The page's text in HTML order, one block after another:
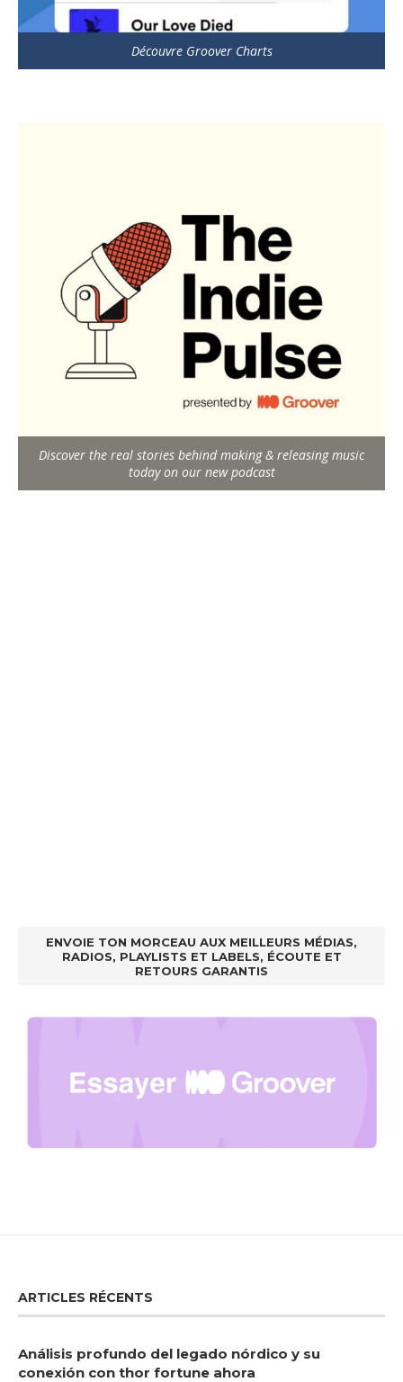
Découvre Groover Charts
Discover the real stories behind making & releasing music
today on our new podcast
ENVOIE TON MORCEAU AUX MEILLEURS MÉDIAS,
RADIOS, PLAYLISTS ET LABELS, ÉCOUTE ET
RETOURS GARANTIS
ARTICLES RÉCENTS
Análisis profundo del legado nórdico y su
conexión con thor fortune ahora